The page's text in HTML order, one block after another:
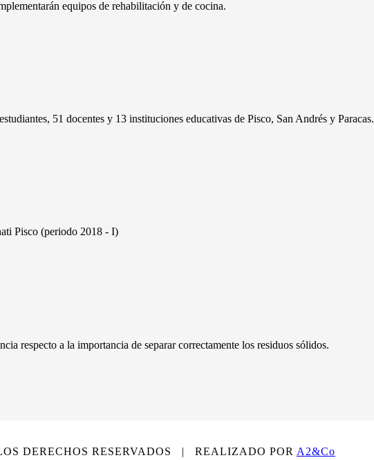
equipos de rehabilitación y de cocina.
51 docentes y 13 instituciones educativas de Pisco, San Andrés y Paracas.
Pisco (periodo 2018 - I)
respecto a la importancia de separar correctamente los residuos sólidos.
DERECHOS RESERVADOS | REALIZADO POR A2&Co